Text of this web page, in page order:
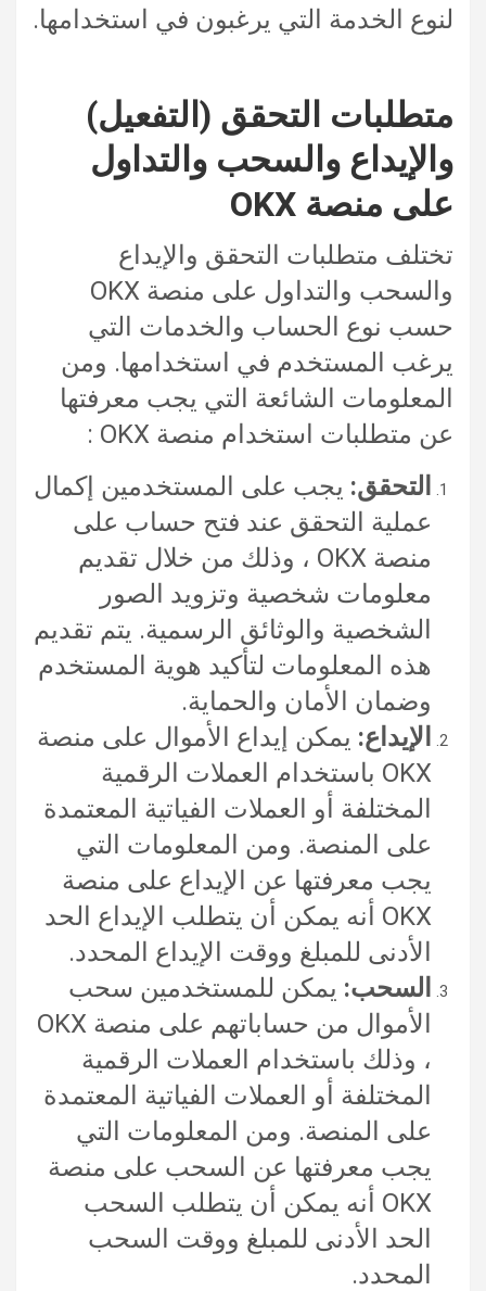
لنوع الخدمة التي يرغبون في استخدامها.
متطلبات التحقق (التفعيل)
والإيداع والسحب والتداول
على منصة OKX
تختلف متطلبات التحقق والإيداع
والسحب والتداول على منصة OKX
حسب نوع الحساب والخدمات التي
يرغب المستخدم في استخدامها. ومن
المعلومات الشائعة التي يجب معرفتها
عن متطلبات استخدام منصة OKX :
التحقق: يجب على المستخدمين إكمال
عملية التحقق عند فتح حساب على
منصة OKX ، وذلك من خلال تقديم
معلومات شخصية وتزويد الصور
الشخصية والوثائق الرسمية. يتم تقديم
هذه المعلومات لتأكيد هوية المستخدم
وضمان الأمان والحماية.
الإيداع: يمكن إيداع الأموال على منصة
OKX باستخدام العملات الرقمية
المختلفة أو العملات الفياتية المعتمدة
على المنصة. ومن المعلومات التي
يجب معرفتها عن الإيداع على منصة
OKX أنه يمكن أن يتطلب الإيداع الحد
الأدنى للمبلغ ووقت الإيداع المحدد.
السحب: يمكن للمستخدمين سحب
الأموال من حساباتهم على منصة OKX
، وذلك باستخدام العملات الرقمية
المختلفة أو العملات الفياتية المعتمدة
على المنصة. ومن المعلومات التي
يجب معرفتها عن السحب على منصة
OKX أنه يمكن أن يتطلب السحب
الحد الأدنى للمبلغ ووقت السحب
المحدد.